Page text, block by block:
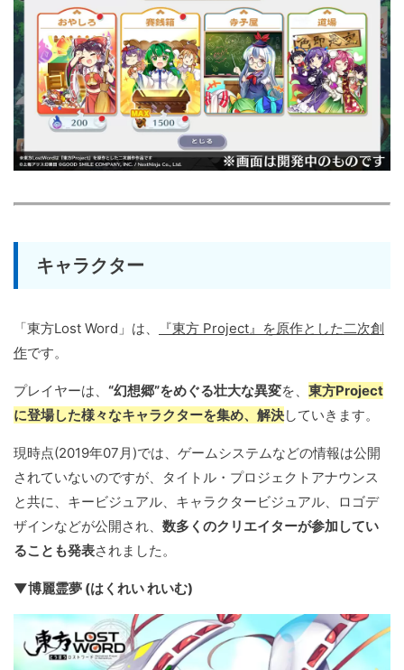
キャラクター
「東方Lost Word」は、
『東方 Project』を原作とした二次創
作です。
プレイヤーは、 “幻想郷”をめぐる壮大な異変を、 東方Project
に登場した様々なキャラクターを集め、解決していきます。
現時点(2019年07月)では、ゲームシステムなどの情報は公開
されていないのですが、タイトル・プロジェクトアナウンス
と共に、キービジュアル、キャラクタービジュアル、ロゴデ
ザインなどが公開され、 数多くのクリエイターが参加してい
ることも発表されました。
▼博麗霊夢 (はくれい れいむ)